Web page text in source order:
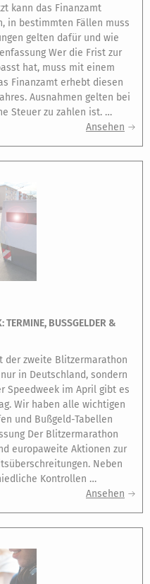
kann das Finanzamt
in bestimmten Fällen muss
gelten dafür und wie
Wer die Frist zur
hat, muss mit einem
Finanzamt erhebt diesen
Ausnahmen gelten bei
Steuer zu zahlen ist. …
Ansehen
BUSSGELDER & S
der zweite Blitzermarathon
in Deutschland, sondern
Speedweek im April gibt es
Wir haben alle wichtigen
und Bußgeld-Tabellen
Der Blitzermarathon
europaweite Aktionen zur
Neben
Kontrollen …
Ansehen